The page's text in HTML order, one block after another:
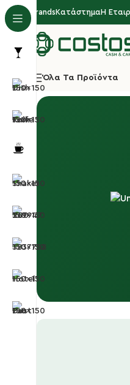
BrandsΚατάστημαΗ
Όλα Τα Προϊόντα